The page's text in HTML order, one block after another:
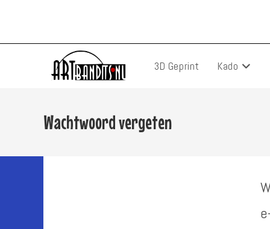
3D Geprint Kado
Wachtwoord vergeten